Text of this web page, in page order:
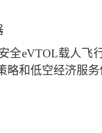
全eVTOL载人飞
和低空经济服务